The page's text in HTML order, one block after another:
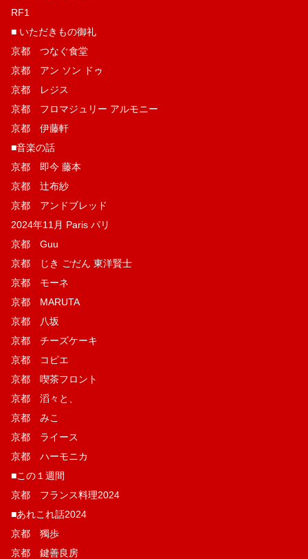
RF1
■ いただきもの御礼
京都 つなぐ食堂
京都 アン ソン ドゥ
京都 レジス
京都 フロマジュリー アルモニー
京都 伊藤軒
■音楽の話
京都 即今 藤本
京都 辻布紗
京都 アンドブレッド
2024年11月 Paris パリ
京都 Guu
京都 じき ごだん 東洋賢士
京都 モーネ
京都 MARUTA
京都 八坂
京都 チーズケーキ
京都 コピエ
京都 喫茶フロント
京都 滔々と、
京都 みこ
京都 ライース
京都 ハーモニカ
■この１週間
京都 フランス料理2024
■あれこれ話2024
京都 獨歩
京都 鍵善良房